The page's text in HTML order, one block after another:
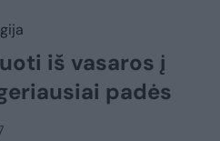
iš vasaros į
padės